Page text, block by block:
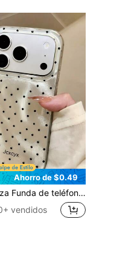
Ahorro de $0.49
y patrón ondulado asimétrico, apta para 17 Pro Max, 17 Pro, 16 Pro Max, 15 Pro Max, 14 Pro Max, 13 Pro Max, 16, 15, 14 Plus, 13, 12 Pro, 11, cubierta protectora suave, regalo Y2K
vendidos